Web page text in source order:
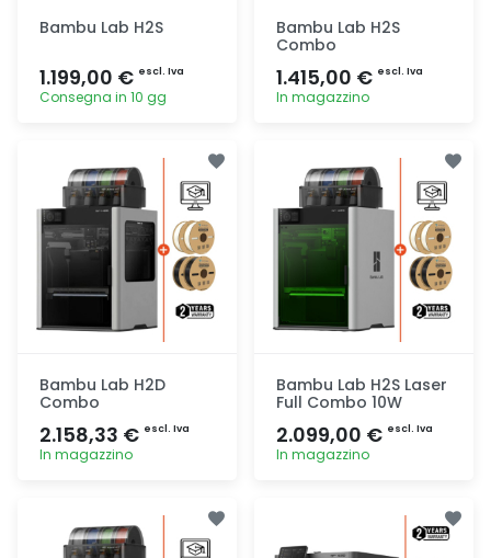
Bambu Lab H2S
1.199,00 € escl. Iva
Consegna in 10 gg
Bambu Lab H2S
Combo
1.415,00 € escl. Iva
In magazzino
Bambu Lab H2D
Combo
2.158,33 € escl. Iva
In magazzino
Bambu Lab H2S Laser
Full Combo 10W
2.099,00 € escl. Iva
In magazzino